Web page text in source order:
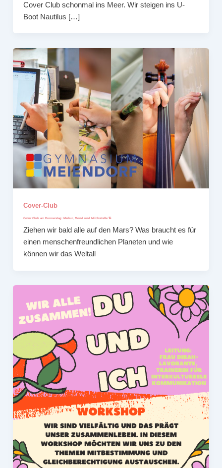
Cover Club schonmal ins Meer. Wir steigen ins U-
Boot Nautilus […]
Cover-Club
Cover Club am Donnerstag: Merkur, Mond und Milchstraße 🪐
Ziehen wir bald alle auf den Mars? Was braucht es für
einen menschenfreundlichen Planeten und wie
können wir das Weltall